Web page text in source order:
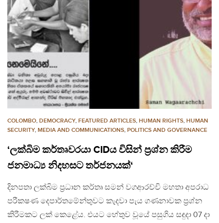
COLOMBO, DEMOCRACY, FEATURED ARTICLES, HUMAN RIGHTS, HUMAN
SECURITY, MEDIA AND COMMUNICATIONS, POLITICS AND GOVERNANCE
‘ලක්බිම කර්තෘවරයා CIDය විසින් ප‍්‍රශ්න කිරීම
ජනමාධ්‍ය නිදහසට තර්ජනයක්‘
දිනපතා ලක්බිම ප්‍රධාන කර්තෘ සමන් වගආරච්චි මහතා අපරාධ
පරීක‍ෂණ දෙපාර්තමේන්තුවට කැදවා පැය ගණනාවක ප්‍රශ්න
කිරීමකට ලක් කෙළේය. එයට හේතුව වූයේ පසුගිය සඳුදා 07 දා